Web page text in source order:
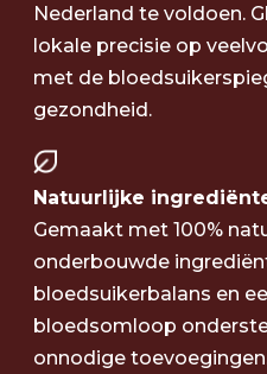
Nederland te voldoen.
lokale precisie op
met de
gezondheid.
Natuurlijke
Gemaakt met 100%
onderbouwde
bloedsuikerbalans en
bloedsomloop
onnodige